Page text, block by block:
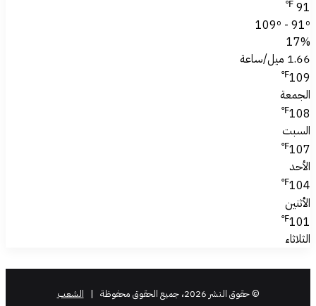
91
℉
109º - 91º
17%
1.66 ميل/ساعة
109
℉
الجمعة
108
℉
السبت
107
℉
الأحد
104
℉
الأثنين
101
℉
الثلاثاء
© حقوق النشر 2026، جميع الحقوق محفوظة | الشعب